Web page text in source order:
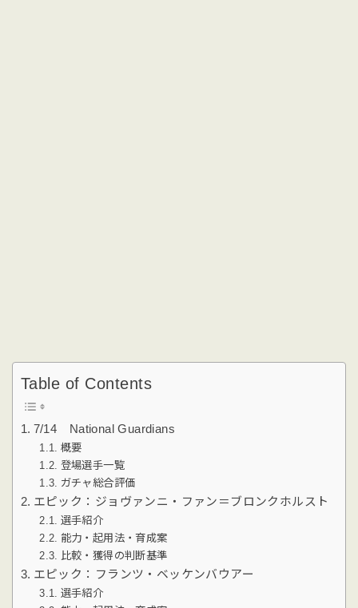
Table of Contents
7/14 National Guardians
概要
登場選手一覧
ガチャ総合評価
エピック：ジョヴァンニ・ファン＝ブロンクホルスト
選手紹介
能力・起用法・育成案
比較・獲得の判断基準
エピック：フランツ・ベッケンバウアー
選手紹介